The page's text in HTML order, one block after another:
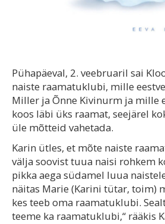
Pühapäeval, 2. veebruaril sai
naiste raamatuklubi, mille
Miller ja Õnne Kivinurm ja mille
koos läbi üks raamat, seejärel
üle mõtteid vahetada.
Karin ütles, et mõte naiste
välja soovist tuua naisi rohkem
pikka aega südamel luua
näitas Marie (Karini tütar, toim)
kes teeb oma raamatuklubi.
teeme ka raamatuklubi,“ rääkis